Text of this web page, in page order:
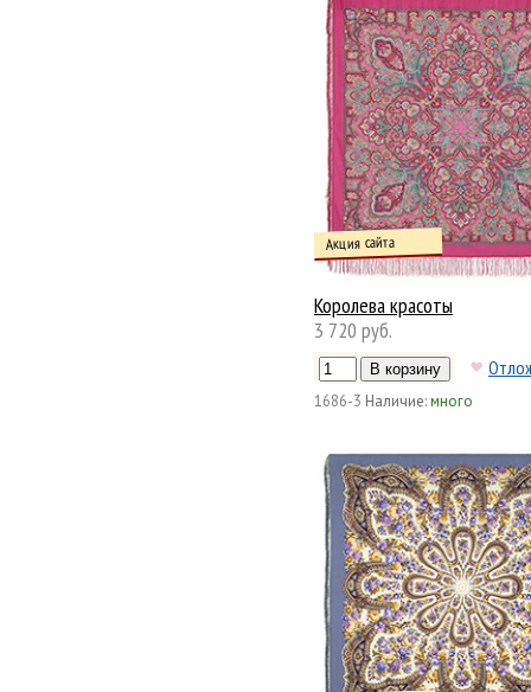
Королева красоты
Акция сайта
3 720 руб.
1686-3 Наличие:много